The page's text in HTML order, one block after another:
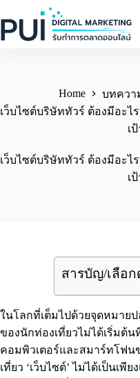
to
content
Home บทควา
เว็บไซต์บริษัททัวร์ ต้องมีอะไ
เ
เว็บไซต์บริษัททัวร์ ต้องมีอะไ
เ
สารบัญ/เลือ
ในโลกที่เต็มไปด้วยจุดหมาย
ของนักท่องเที่ยวไม่ได้เริ่มต้
คอมพิวเตอร์และสมาร์ทโฟน
เที่ยว ‘เว็บไซต์’ ไม่ได้เป็นเ